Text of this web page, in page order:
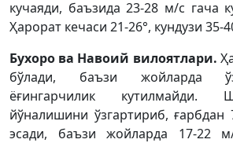
кучаяди, баъзида 23-28 м/с гача
Ҳарорат кечаси 21-26°, кундузи 35-
Бухоро ва Навоий вилоятлари.
бўлади, баъзи жойларда
ёғингарчилик
йўналишини ўзгартириб, ғарбдан
эсади, баъзи жойларда 17-22